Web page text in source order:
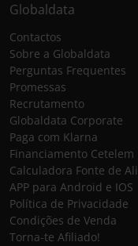
Globaldata
Contactos
Sobre a Globaldata
Perguntas Frequentes
Promessas
Recrutamento
Globaldata Corporate
Paga com Klarna
Financiamento Cetelem
Calculadora Fonte de
APP para Android e IOS
Política de Privacidade
Condições de Venda
Torna-te Afiliado!